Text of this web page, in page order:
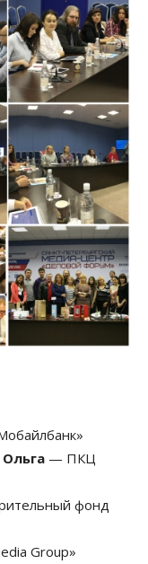
— ПКЦ
фонд
Group»